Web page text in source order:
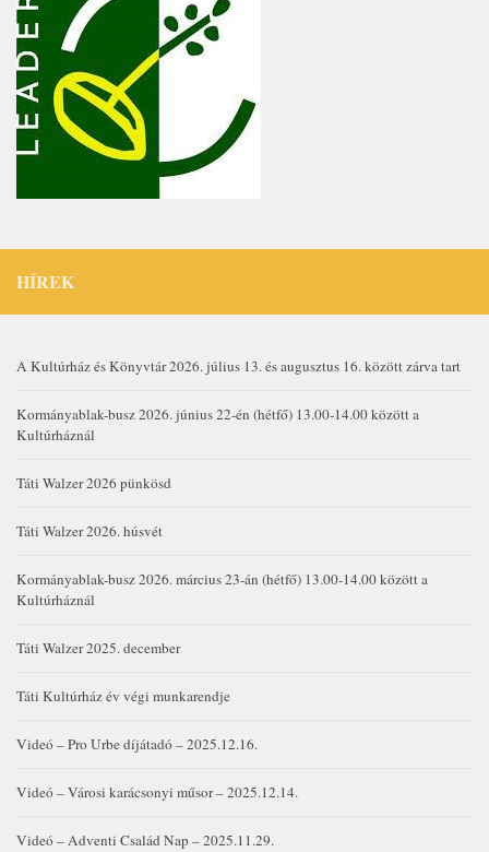
HÍREK
A Kultúrház és Könyvtár 2026. július 13. és augusztus 16. között zárva tart
Kormányablak-busz 2026. június 22-én (hétfő) 13.00-14.00 között a
Kultúrháznál
Táti Walzer 2026 pünkösd
Táti Walzer 2026. húsvét
Kormányablak-busz 2026. március 23-án (hétfő) 13.00-14.00 között a
Kultúrháznál
Táti Walzer 2025. december
Táti Kultúrház év végi munkarendje
Videó – Pro Urbe díjátadó – 2025.12.16.
Videó – Városi karácsonyi műsor – 2025.12.14.
Videó – Adventi Család Nap – 2025.11.29.